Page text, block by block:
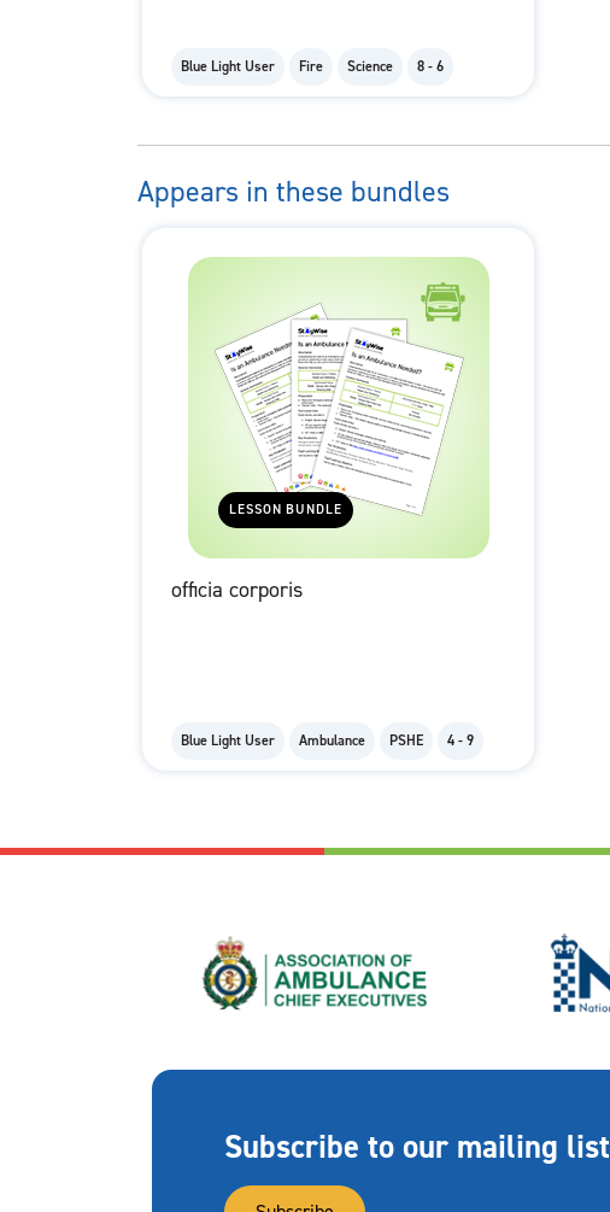
Blue Light User Fire Science 8 - 6
Appears in these bundles
LESSON BUNDLE
officia corporis
Blue Light User Ambulance PSHE 4 - 9
Subscribe to our mailing list